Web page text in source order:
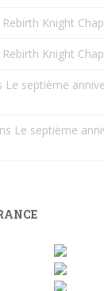
Rebirth Knight
Rebirth Knight
Le septième
Le septième